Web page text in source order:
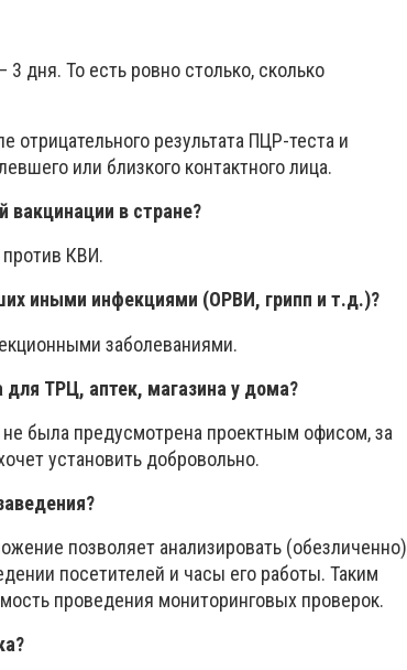
дня. То есть ровно столько, сколько
результата ПЦР-теста и
или близкого контактного лица.
вакцинации в стране?
КВИ.
иными инфекциями (ОРВИ, грипп и т.д.)?
заболеваниями.
для ТРЦ, аптек, магазина у дома?
была предусмотрена проектным офисом, за
установить добровольно.
позволяет анализировать (обезличенно)
посетителей и часы его работы. Таким
проведения мониторинговых проверок.